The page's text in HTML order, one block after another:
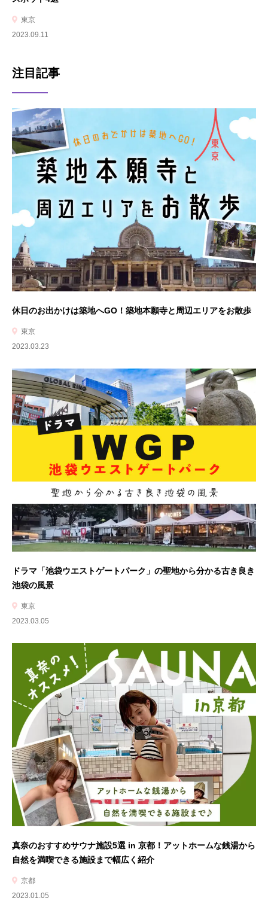
東京
2023.09.11
注目記事
休日のお出かけは築地へGO！築地本願寺と周辺エリアをお散歩
東京
2023.03.23
ドラマ「池袋ウエストゲートパーク」の聖地から分かる古き良き
池袋の風景
東京
2023.03.05
真奈のおすすめサウナ施設5選 in 京都！アットホームな銭湯から
自然を満喫できる施設まで幅広く紹介
京都
2023.01.05